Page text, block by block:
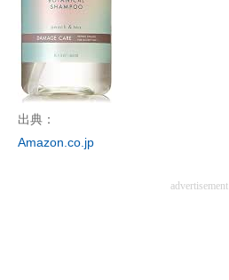
AI活用のいまが分かる
企業ITのトレンドを詳説
経営リーダーのコミュニティ
マーケ×ITの今がよく分かる
出典：
Amazon.co.jp
advertisement